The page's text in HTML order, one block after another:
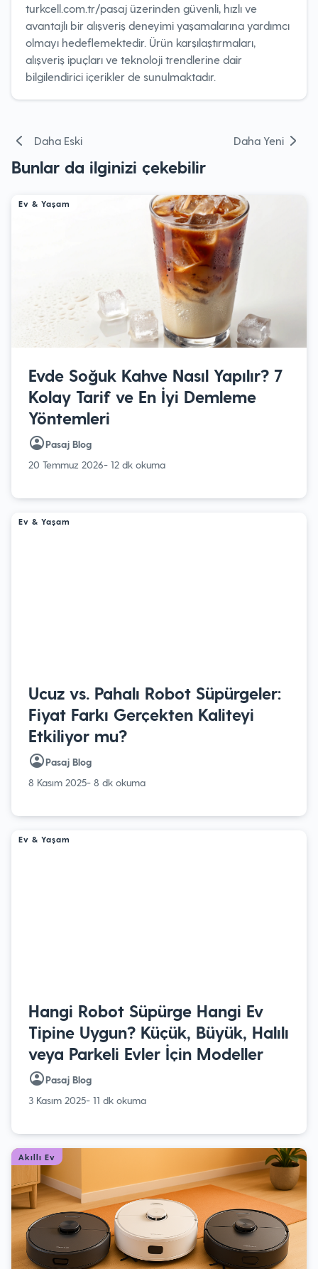
turkcell.com.tr/pasaj üzerinden güvenli, hızlı ve
avantajlı bir alışveriş deneyimi yaşamalarına yardımcı
olmayı hedeflemektedir. Ürün karşılaştırmaları,
alışveriş ipuçları ve teknoloji trendlerine dair
bilgilendirici içerikler de sunulmaktadır.
Yazı
Daha Eski Daha Yeni
Bunlar da ilginizi çekebilir
Ev & Yaşam
Evde Soğuk Kahve Nasıl Yapılır? 7
Kolay Tarif ve En İyi Demleme
Yöntemleri
Pasaj Blog
20 Temmuz 2026- 12 dk okuma
Ev & Yaşam
Ucuz vs. Pahalı Robot Süpürgeler:
Fiyat Farkı Gerçekten Kaliteyi
Etkiliyor mu?
Pasaj Blog
8 Kasım 2025- 8 dk okuma
Ev & Yaşam
Hangi Robot Süpürge Hangi Ev
Tipine Uygun? Küçük, Büyük, Halılı
veya Parkeli Evler İçin Modeller
Pasaj Blog
3 Kasım 2025- 11 dk okuma
Akıllı Ev